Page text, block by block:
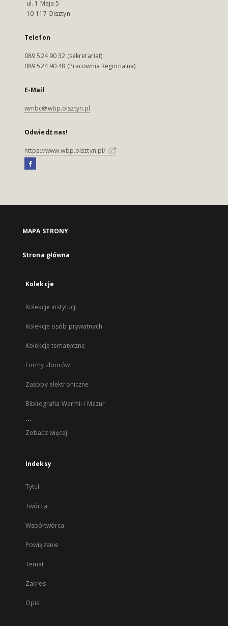
ul. 1 Maja 5
10-117 Olsztyn
Telefon
089 524 90 32 (sekretariat)
089 524 90 48 (Pracownia Regionalna)
E-Mail
wmbc@wbp.olsztyn.pl
Odwiedź nas!
https://www.wbp.olsztyn.pl/
MAPA STRONY
Strona główna
Kolekcje
Kolekcje instytucji
Kolekcje osób prywatnych
Kolekcje tematyczne
Formy zbiorów
Zasoby elektroniczne
Bibliografia Warmii i Mazur
...
Zobacz więcej
Indeksy
Tytuł
Twórca
Współtwórca
Powiązanie
Temat
Zakres
Opis